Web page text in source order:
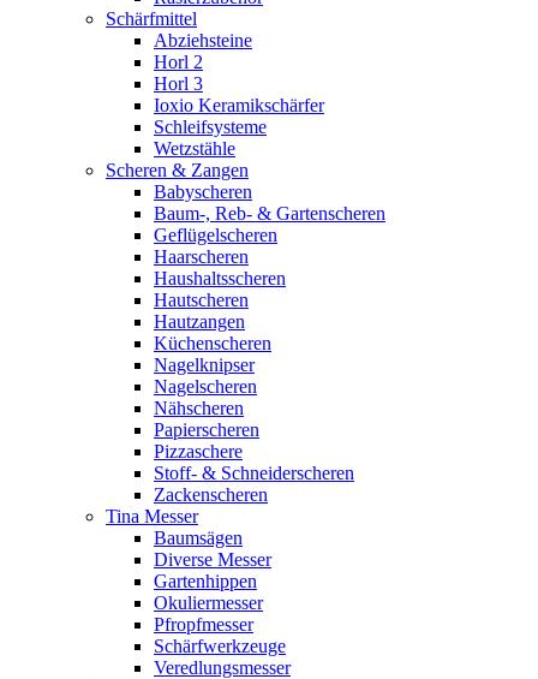
Schärfmittel
Abziehsteine
Horl 2
Horl 3
Ioxio Keramikschärfer
Schleifsysteme
Wetzstähle
Scheren & Zangen
Babyscheren
Baum-, Reb- & Gartenscheren
Geflügelscheren
Haarscheren
Haushaltsscheren
Hautscheren
Hautzangen
Küchenscheren
Nagelknipser
Nagelscheren
Nähscheren
Papierscheren
Pizzaschere
Stoff- & Schneiderscheren
Zackenscheren
Tina Messer
Baumsägen
Diverse Messer
Gartenhippen
Okuliermesser
Pfropfmesser
Schärfwerkzeuge
Veredlungsmesser